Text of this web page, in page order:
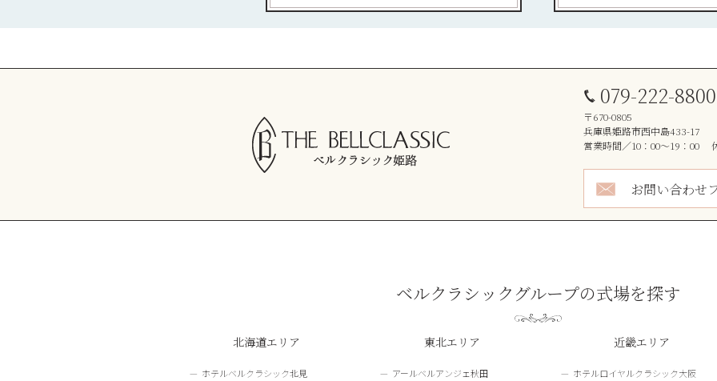
079-222-8800
〒670-0805
兵庫県姫路市西中島433-17
営業時間／10：00～19：00
お問い合わせ
ベルクラシックグループの式場を探す
北海道エリア
ホテルベルクラシック北見
東北エリア
アールベルアンジェ秋田
近畿エリア
ホテルロイヤルクラシック大阪